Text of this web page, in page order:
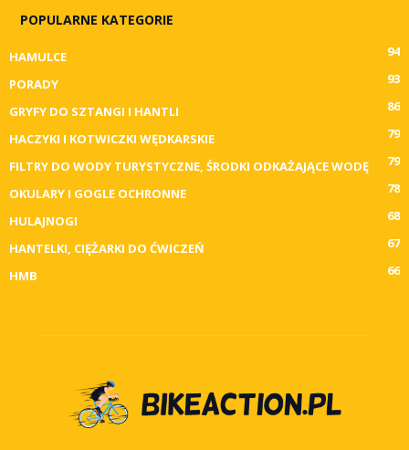
POPULARNE KATEGORIE
HAMULCE
94
PORADY
93
GRYFY DO SZTANGI I HANTLI
86
HACZYKI I KOTWICZKI WĘDKARSKIE
79
FILTRY DO WODY TURYSTYCZNE, ŚRODKI ODKAŻAJĄCE WODĘ
79
OKULARY I GOGLE OCHRONNE
78
HULAJNOGI
68
HANTELKI, CIĘŻARKI DO ĆWICZEŃ
67
HMB
66